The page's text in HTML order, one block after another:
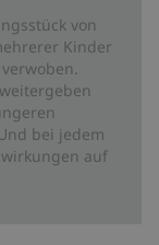
von
Kinder
bei jedem
auf